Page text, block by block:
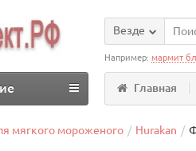
Везде
Например:мармит
Главная
мягкого мороженого Hurakan